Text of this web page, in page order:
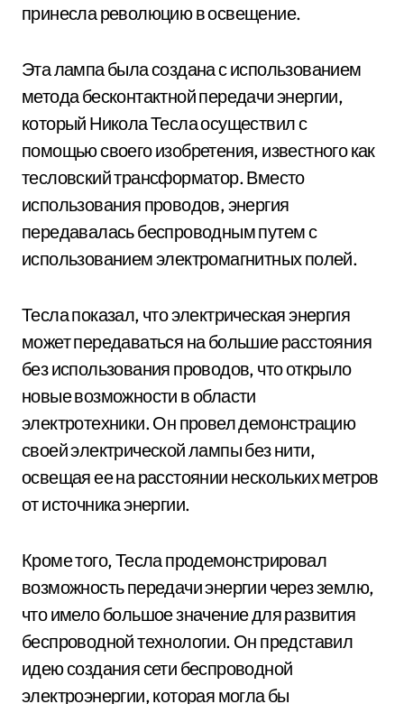
принесла революцию в освещение.
Эта лампа была создана с использованием
метода бесконтактной передачи энергии,
который Никола Тесла осуществил с
помощью своего изобретения, известного как
тесловский трансформатор. Вместо
использования проводов, энергия
передавалась беспроводным путем с
использованием электромагнитных полей.
Тесла показал, что электрическая энергия
может передаваться на большие расстояния
без использования проводов, что открыло
новые возможности в области
электротехники. Он провел демонстрацию
своей электрической лампы без нити,
освещая ее на расстоянии нескольких метров
от источника энергии.
Кроме того, Тесла продемонстрировал
возможность передачи энергии через землю,
что имело большое значение для развития
беспроводной технологии. Он представил
идею создания сети беспроводной
электроэнергии, которая могла бы